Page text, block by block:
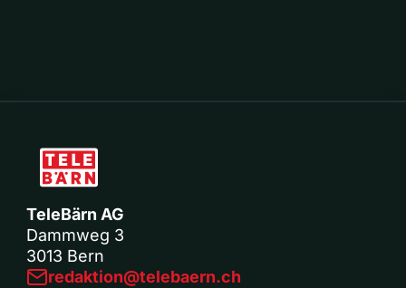
TeleBärn AG
Dammweg 3
3013 Bern
redaktion@telebaern.ch